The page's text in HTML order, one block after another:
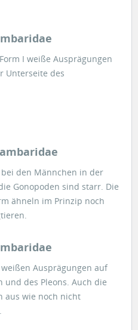
I weiße Ausprägungen
Unterseite des
den Männchen in der
Gonopoden sind starr. Die
ähneln im Prinzip noch
Ausprägungen auf
des Pleons. Auch die
aus wie noch nicht